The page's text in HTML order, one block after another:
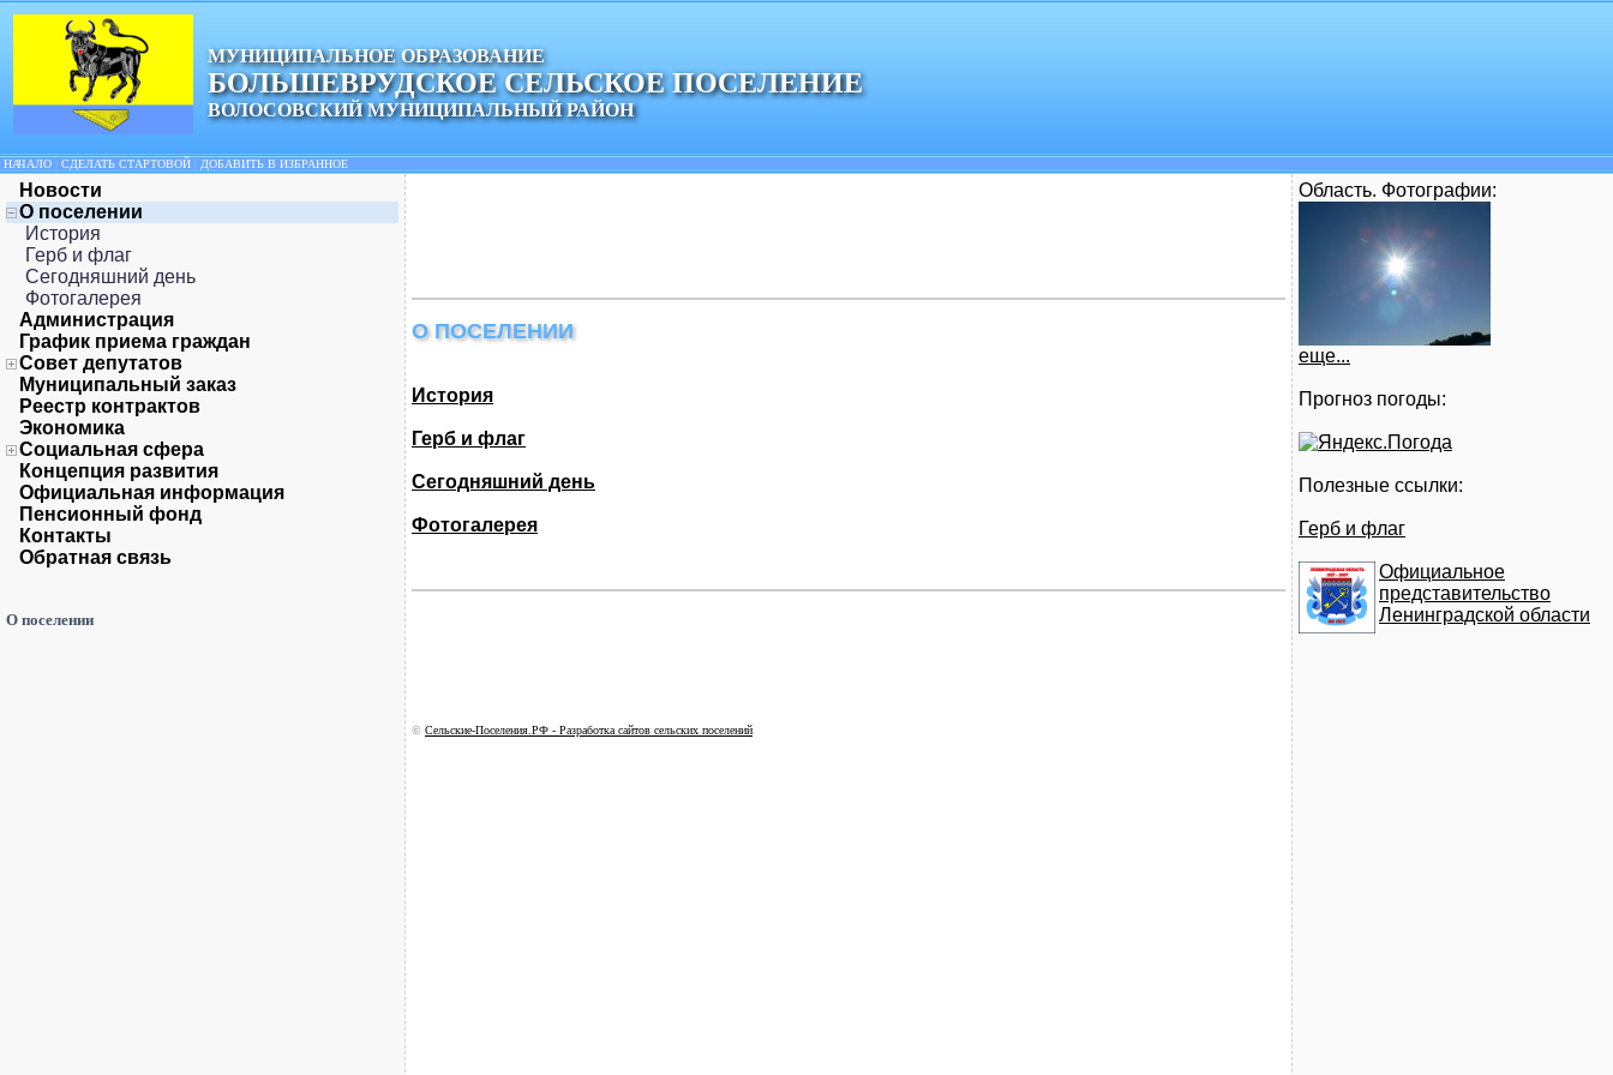
МУНИЦИПАЛЬНОЕ ОБРАЗОВАНИЕ
БОЛЬШЕВРУДСКОЕ СЕЛЬСКОЕ ПОСЕЛЕНИЕ
ВОЛОСОВСКИЙ МУНИЦИПАЛЬНЫЙ РАЙОН
НАЧАЛО СДЕЛАТЬ СТАРТОВОЙ ДОБАВИТЬ В ИЗБРАННОЕ
Новости
О поселении
История
Герб и флаг
Сегодняшний день
Фотогалерея
Администрация
График приема граждан
Совет депутатов
Муниципальный заказ
Реестр контрактов
Экономика
Социальная сфера
Концепция развития
Официальная информация
Пенсионный фонд
Контакты
Обратная связь
О поселении
О ПОСЕЛЕНИИ
История
Герб и флаг
Сегодняшний день
Фотогалерея
© Сельские-Поселения.РФ - Разработка сайтов сельских поселений
Область. Фотографии:
еще...
Прогноз погоды:
Полезные ссылки:
Герб и флаг
Официальное
представительство
Ленинградской области